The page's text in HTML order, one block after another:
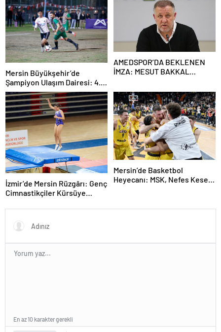
Mersin Büyükşehir’de
Şampiyon Ulaşım Dairesi: 4.
Birimler Arası Futbol Turnu
AMEDSPOR’DA BEKLENEN
İMZA: MESUT BAKKAL
İzmir’de Mersin Rüzgârı: Genç
Cimnastikçiler Kürsüye
Mersin’de Basketbol
Heyecanı: MSK, Nefes Kesen
En az 10 karakter gerekli